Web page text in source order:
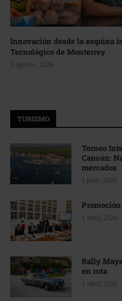
Innovación desde la esquina
Tecnológico de Monterrey
3 agosto, 2026
TURISMO
Torneo
Cancún:
mercados
1 julio, 2026
1 abril, 2026
Rally
en ruta
1 abril, 2026